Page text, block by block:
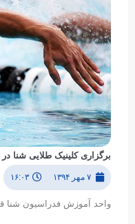
برگزاری کلینیک طلایی شنا
۷ مهر ۱۳۹۴ ۱۶:۰۳
واحد آموزش فدراسیون شنا